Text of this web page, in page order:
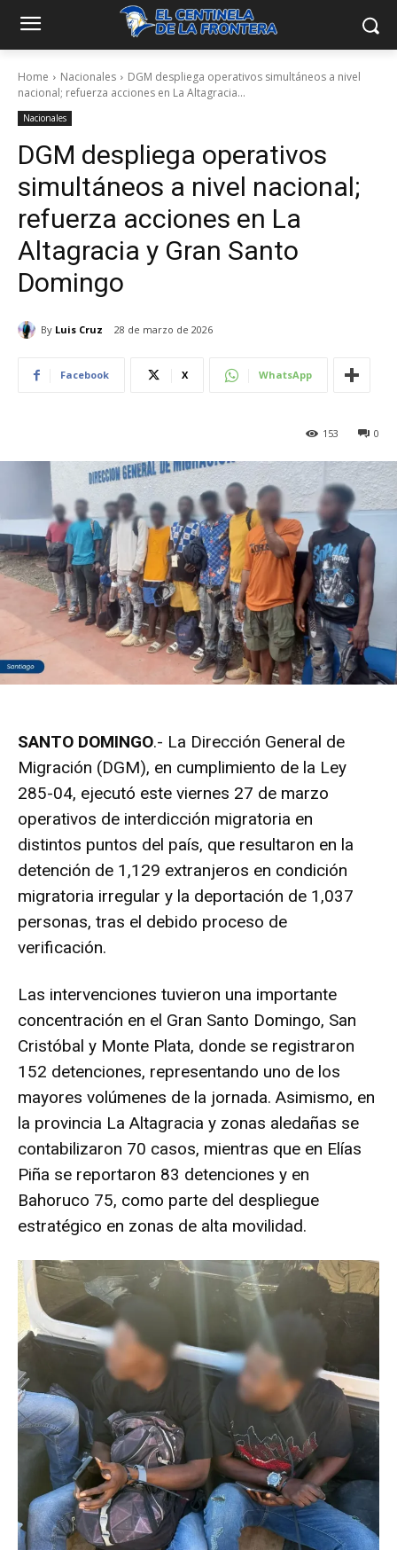
Home Nacionales
DGM despliega operativos simultáneos a nivel
nacional; refuerza acciones en La Altagracia...
Nacionales
DGM despliega operativos
simultáneos a nivel nacional;
refuerza acciones en La
Altagracia y Gran Santo
Domingo
By Luis Cruz 28 de marzo de 2026
Facebook X WhatsApp
0
153
SANTO DOMINGO.- La Dirección General de
Migración (DGM), en cumplimiento de la Ley
285-04, ejecutó este viernes 27 de marzo
operativos de interdicción migratoria en
distintos puntos del país, que resultaron en la
detención de 1,129 extranjeros en condición
migratoria irregular y la deportación de 1,037
personas, tras el debido proceso de
verificación.
Las intervenciones tuvieron una importante
concentración en el Gran Santo Domingo, San
Cristóbal y Monte Plata, donde se registraron
152 detenciones, representando uno de los
mayores volúmenes de la jornada. Asimismo, en
la provincia La Altagracia y zonas aledañas se
contabilizaron 70 casos, mientras que en Elías
Piña se reportaron 83 detenciones y en
Bahoruco 75, como parte del despliegue
estratégico en zonas de alta movilidad.